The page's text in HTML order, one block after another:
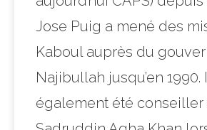
Jose Puig a mené des
Kaboul auprès du
Najibullah jusqu’en 1990.
également été